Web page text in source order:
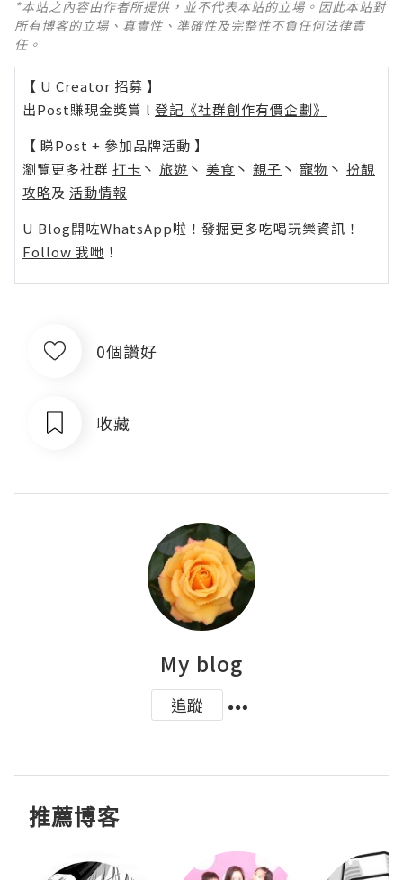
*本站之內容由作者所提供，並不代表本站的立場。因此本站對
所有博客的立場、真實性、準確性及完整性不負任何法律責
任。
【 U Creator 招募 】
出Post賺現金獎賞 l 登記《社群創作有價企劃》
【 睇Post + 參加品牌活動 】
瀏覽更多社群 打卡 丶 旅遊 丶 美食 丶 親子 丶 寵物 丶 扮靚
攻略及 活動情報
U Blog開咗WhatsApp啦！發掘更多吃喝玩樂資訊！
Follow 我哋 ！
0個讚好
收藏
My blog
追蹤
推薦博客